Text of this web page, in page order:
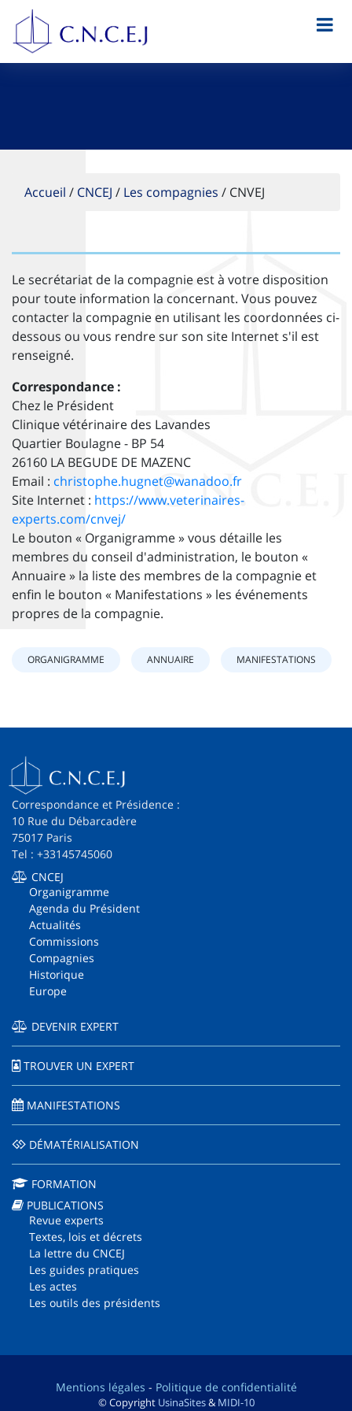
Accueil / CNCEJ / Les compagnies / CNVEJ
Le secrétariat de la compagnie est à votre disposition
pour toute information la concernant. Vous pouvez
contacter la compagnie en utilisant les coordonnées ci-
dessous ou vous rendre sur son site Internet s'il est
renseigné.
Correspondance :
Chez le Président
Clinique vétérinaire des Lavandes
Quartier Boulagne - BP 54
26160 LA BEGUDE DE MAZENC
Email : christophe.hugnet@wanadoo.fr
Site Internet : https://www.veterinaires-
experts.com/cnvej/
Le bouton « Organigramme » vous détaille les
membres du conseil d'administration, le bouton «
Annuaire » la liste des membres de la compagnie et
enfin le bouton « Manifestations » les événements
propres de la compagnie.
ORGANIGRAMME ANNUAIRE MANIFESTATIONS
Correspondance et Présidence :
10 Rue du Débarcadère
75017 Paris
Tel : +33145745060
CNCEJ
Organigramme
Agenda du Président
Actualités
Commissions
Compagnies
Historique
Europe
DEVENIR EXPERT
TROUVER UN EXPERT
MANIFESTATIONS
DÉMATÉRIALISATION
FORMATION
PUBLICATIONS
Revue experts
Textes, lois et décrets
La lettre du CNCEJ
Les guides pratiques
Les actes
Les outils des présidents
Mentions légales - Politique de confidentialité
© Copyright UsinaSites&MIDI-10